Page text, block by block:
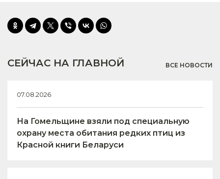
СЕЙЧАС НА ГЛАВНОЙ ВСЕ НОВОСТИ
07.08.2026
На Гомельщине взяли под специальную
охрану места обитания редких птиц из
Красной книги Беларуси